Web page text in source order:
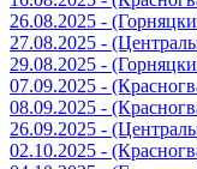
26.08.2025 -
27.08.2025 -
29.08.2025 -
07.09.2025 -
08.09.2025 -
26.09.2025 -
02.10.2025 -